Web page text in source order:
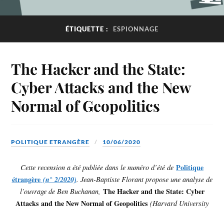
ÉTIQUETTE : ESPIONNAGE
The Hacker and the State:
Cyber Attacks and the New
Normal of Geopolitics
POLITIQUE ETRANGÈRE 10/06/2020
Cette recension a été publiée dans le numéro d’été de Politique
étrangère(n° 2/2020). Jean-Baptiste Florant propose une analyse de
l’ouvrage de Ben Buchanan, The Hacker and the State: Cyber
Attacks and the New Normal of Geopolitics (Harvard University